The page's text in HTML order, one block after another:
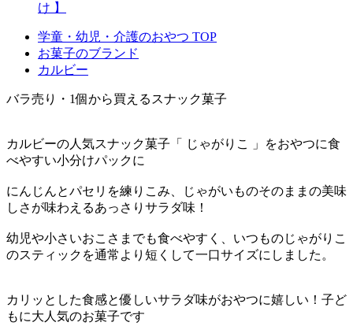
け 】
学童・幼児・介護のおやつ TOP
お菓子のブランド
カルビー
バラ売り・1個から買えるスナック菓子
カルビーの人気スナック菓子「 じゃがりこ 」をおやつに食
べやすい小分けパックに
にんじんとパセリを練りこみ、じゃがいものそのままの美味
しさが味わえるあっさりサラダ味！
幼児や小さいおこさまでも食べやすく、いつものじゃがりこ
のスティックを通常より短くして一口サイズにしました。
カリッとした食感と優しいサラダ味がおやつに嬉しい！子ど
もに大人気のお菓子です